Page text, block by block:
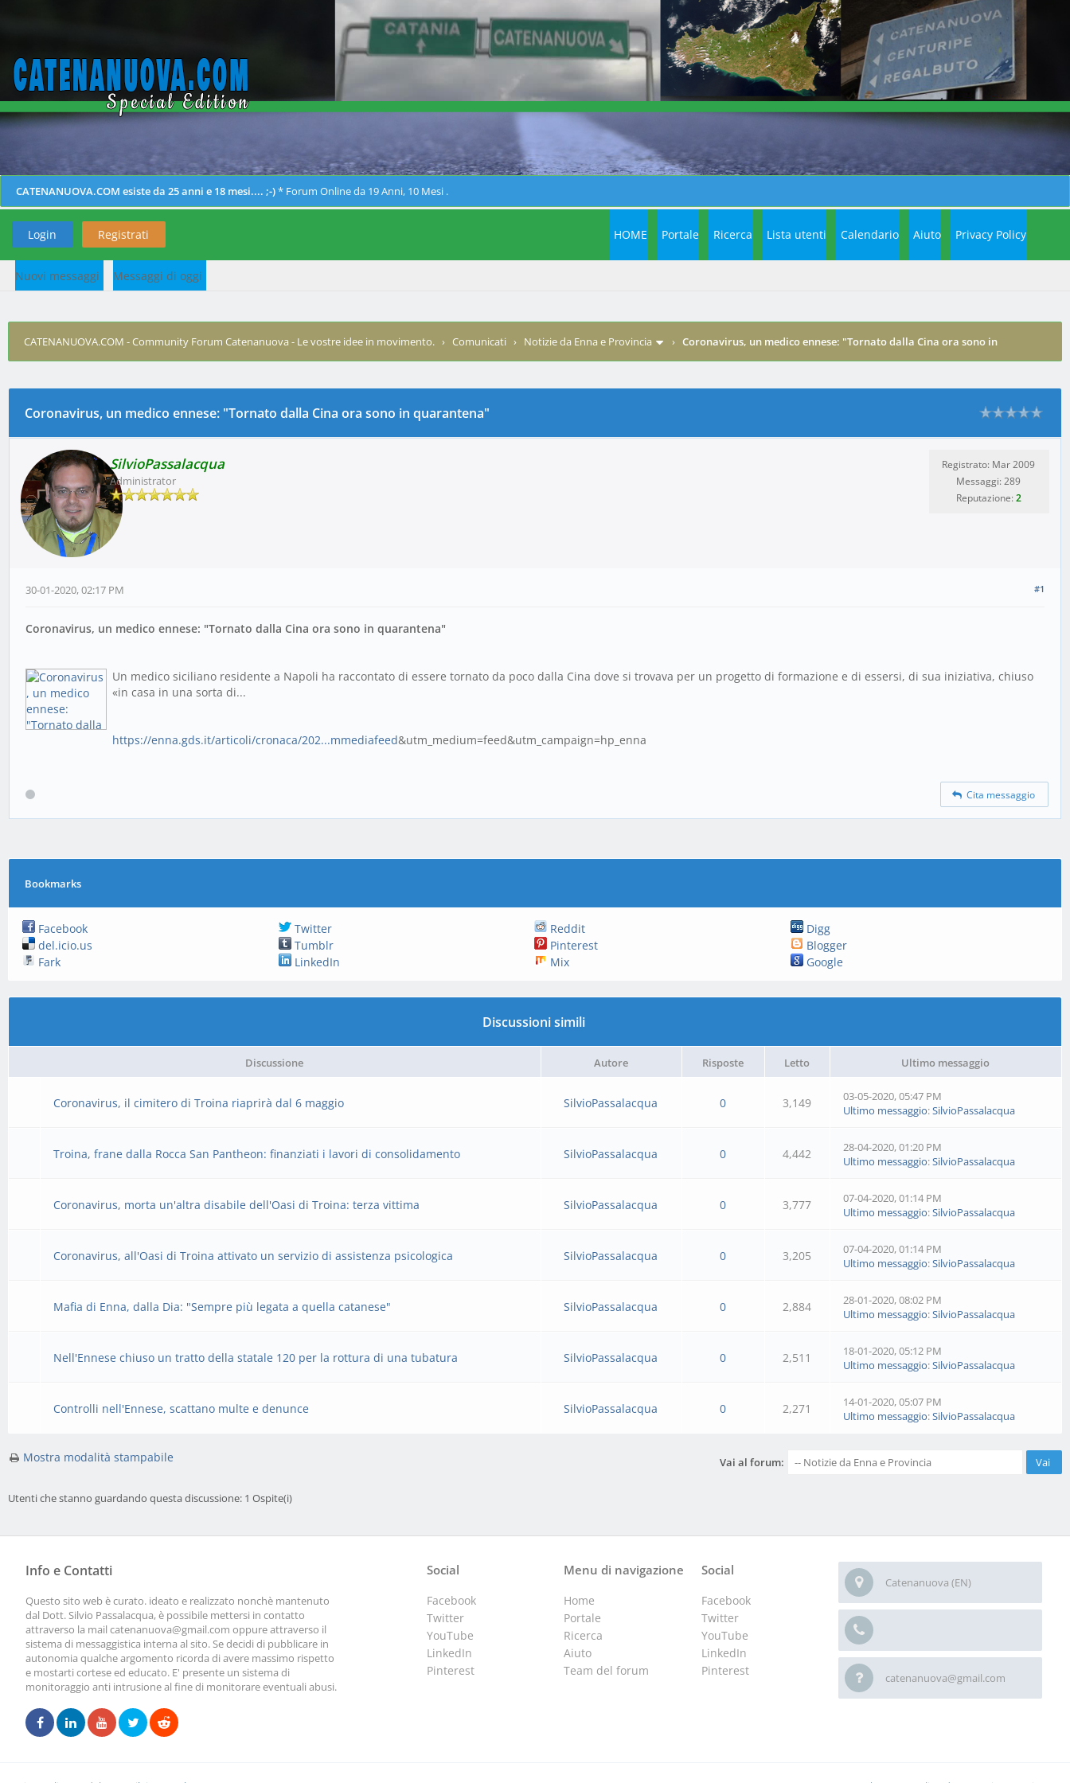
CATENANUOVA.COM esiste da 25 anni e 18 mesi.... ;-)* Forum Online da 19 Anni, 10 Mesi .
Login Registrati HOME Portale Ricerca Lista utenti Calendario Aiuto Privacy Policy
Nuovi messaggi Messaggi di oggi
CATENANUOVA.COM - Community Forum Catenanuova - Le vostre idee in movimento. › Comunicati › Notizie da Enna e Provincia › Coronavirus, un medico ennese: "Tornato dalla Cina ora sono in
0 voto(i) - 0 media
1
2
3
4
5
Coronavirus, un medico ennese: "Tornato dalla Cina ora sono in quarantena"
SilvioPassalacqua
Administrator
Registrato: Mar 2009
Messaggi: 289
Reputazione: 2
#1
30-01-2020, 02:17 PM
Coronavirus, un medico ennese: "Tornato dalla Cina ora sono in quarantena"
Un medico siciliano residente a Napoli ha raccontato di essere tornato da poco dalla Cina dove si trovava per un progetto di formazione e di essersi, di sua iniziativa, chiuso
«in casa in una sorta di...
https://enna.gds.it/articoli/cronaca/202...mmediafeed&utm_medium=feed&utm_campaign=hp_enna
Cita messaggio
Bookmarks
Facebook Twitter Reddit
Digg
del.icio.us
Tumblr Pinterest
Blogger
Fark
LinkedIn Mix Google
Discussioni simili
Discussione Autore Risposte Letto Ultimo messaggio
Coronavirus, il cimitero di Troina riaprirà dal 6 maggio SilvioPassalacqua 0 3,149
03-05-2020, 05:47 PM
Ultimo messaggio:SilvioPassalacqua
Troina, frane dalla Rocca San Pantheon: finanziati i lavori di consolidamento SilvioPassalacqua 0 4,442
28-04-2020, 01:20 PM
Ultimo messaggio:SilvioPassalacqua
Coronavirus, morta un'altra disabile dell'Oasi di Troina: terza vittima SilvioPassalacqua 0 3,777
07-04-2020, 01:14 PM
Ultimo messaggio:SilvioPassalacqua
Coronavirus, all'Oasi di Troina attivato un servizio di assistenza psicologica SilvioPassalacqua 0 3,205
07-04-2020, 01:14 PM
Ultimo messaggio:SilvioPassalacqua
Mafia di Enna, dalla Dia: "Sempre più legata a quella catanese" SilvioPassalacqua 0 2,884
28-01-2020, 08:02 PM
Ultimo messaggio:SilvioPassalacqua
Nell'Ennese chiuso un tratto della statale 120 per la rottura di una tubatura SilvioPassalacqua 0 2,511
18-01-2020, 05:12 PM
Ultimo messaggio:SilvioPassalacqua
Controlli nell'Ennese, scattano multe e denunce SilvioPassalacqua 0 2,271
14-01-2020, 05:07 PM
Ultimo messaggio:SilvioPassalacqua
Mostra modalità stampabile Vai al forum:
Utenti che stanno guardando questa discussione: 1 Ospite(i)
Info e Contatti
Questo sito web è curato. ideato e realizzato nonchè mantenuto
dal Dott. Silvio Passalacqua, è possibile mettersi in contatto
attraverso la mail catenanuova@gmail.com oppure attraverso il
sistema di messaggistica interna al sito. Se decidi di pubblicare in
autonomia qualche argomento ricorda di avere massimo rispetto
e mostarti cortese ed educato. E' presente un sistema di
monitoraggio anti intrusione al fine di monitorare eventuali abusi.
Catenanuova (EN)
catenanuova@gmail.com
Social
Facebook
Twitter
YouTube
LinkedIn
Pinterest
Menu di navigazione
Home
Portale
Ricerca
Aiuto
Team del forum
Social
Facebook
Twitter
YouTube
LinkedIn
Pinterest